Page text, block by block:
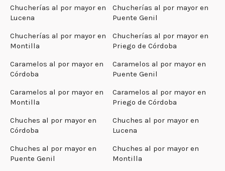
Chucherías al por mayor en
Lucena
Chucherías al por mayor en
Puente Genil
Chucherías al por mayor en
Montilla
Chucherías al por mayor en
Priego de Córdoba
Caramelos al por mayor en
Córdoba
Caramelos al por mayor en
Puente Genil
Caramelos al por mayor en
Montilla
Caramelos al por mayor en
Priego de Córdoba
Chuches al por mayor en
Córdoba
Chuches al por mayor en
Lucena
Chuches al por mayor en
Puente Genil
Chuches al por mayor en
Montilla